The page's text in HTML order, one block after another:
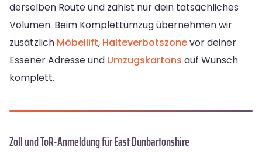
derselben Route und zahlst nur dein tatsächliches
Volumen. Beim Komplettumzug übernehmen wir
zusätzlich Möbellift, Halteverbotszonevor deiner
Essener Adresse und Umzugskartons auf Wunsch
komplett.
Zoll und ToR-Anmeldung für East Dunbartonshire